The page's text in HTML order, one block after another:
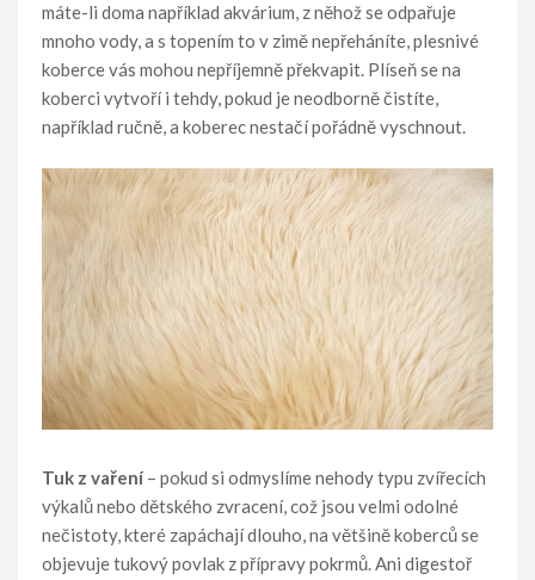
máte-li doma například akvárium, z něhož se odpařuje
mnoho vody, a s topením to v zimě nepřeháníte, plesnivé
koberce vás mohou nepříjemně překvapit. Plíseň se na
koberci vytvoří i tehdy, pokud je neodborně čistíte,
například ručně, a koberec nestačí pořádně vyschnout.
Tuk z vaření– pokud si odmyslíme nehody typu zvířecích
výkalů nebo dětského zvracení, což jsou velmi odolné
nečistoty, které zapáchají dlouho, na většině koberců se
objevuje tukový povlak z přípravy pokrmů. Ani digestoř